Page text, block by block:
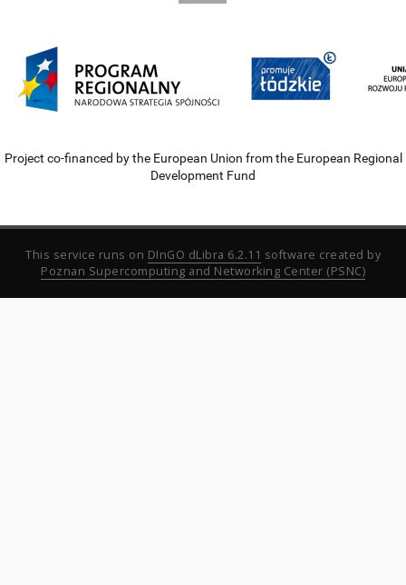
Project co-financed by the European Union from the European Regional
Development Fund
This service runs on DInGO dLibra 6.2.11 software created by
Poznan Supercomputing and Networking Center (PSNC)